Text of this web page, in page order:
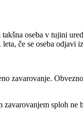
oseba v tujini
če se oseba odjavi
zavarovanje.
sploh ne